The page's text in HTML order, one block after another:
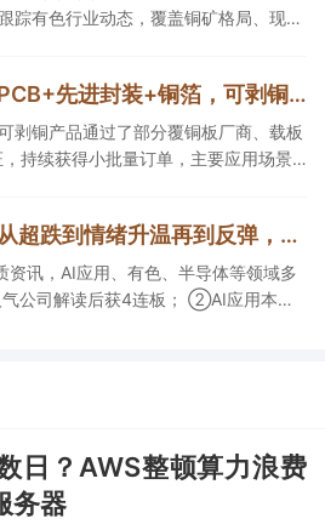
【机构龙虎榜解读】PCB+先进封装+铜箔，可剥铜产品通过了部分覆铜板厂商、载板厂商及相关芯片终端的认证，持续获得小批量订单，主要应用场景包括芯片封装光模块用PCB，机构大额净买入这家公司
铜产品通过了部分覆铜板厂商、载板
持续获得小批量订单，主要应用场景
承接细胞与基因治疗产品商业化受托生
买入。
【九点特供周回顾】从超跌到情绪升温再到反弹，栏目梳理AI应用题材逻辑，AI教育人气公司解读后获4连板
讯，AI应用、有色、半导体等领域多
读后获4连板； ②AI应用本周
家核心公司双双涨停。
日？AWS整顿算力浪费
务器